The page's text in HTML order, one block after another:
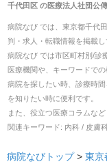
千代田区の医療法人社団公
病院なび では、 東京都千代
判・求人・転職情報を掲載し
病院なび では市区町村別/診
医療機関や、キーワードでの
病院を探したい時、診療時
を知りたい時に便利です。
また、役立つ医療コラムな
関連キーワード: 内科 / 皮膚
病院なびトップ > 東京